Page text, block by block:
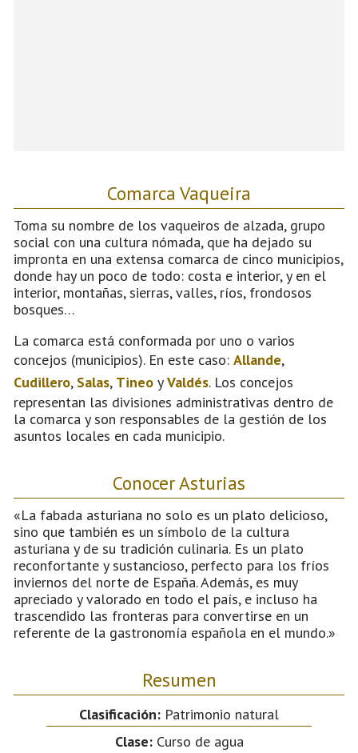
Comarca Vaqueira
Toma su nombre de los vaqueiros de alzada, grupo
social con una cultura nómada, que ha dejado su
impronta en una extensa comarca de cinco municipios,
donde hay un poco de todo: costa e interior, y en el
interior, montañas, sierras, valles, ríos, frondosos
bosques…
La comarca está conformada por uno o varios
concejos (municipios). En este caso: Allande,
Cudillero, Salas, Tineo yValdés. Los concejos
representan las divisiones administrativas dentro de
la comarca y son responsables de la gestión de los
asuntos locales en cada municipio.
Conocer Asturias
«La fabada asturiana no solo es un plato delicioso,
sino que también es un símbolo de la cultura
asturiana y de su tradición culinaria. Es un plato
reconfortante y sustancioso, perfecto para los fríos
inviernos del norte de España. Además, es muy
apreciado y valorado en todo el país, e incluso ha
trascendido las fronteras para convertirse en un
referente de la gastronomía española en el mundo.»
Resumen
Clasificación: Patrimonio natural
Clase:Curso de agua